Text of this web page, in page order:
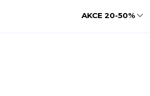
AKCE 20-50%